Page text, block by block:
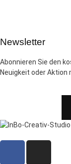
Newsletter
Abonnieren Sie den
Neuigkeit oder Aktion